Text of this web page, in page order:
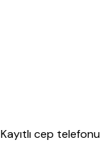
Kayıtlı cep